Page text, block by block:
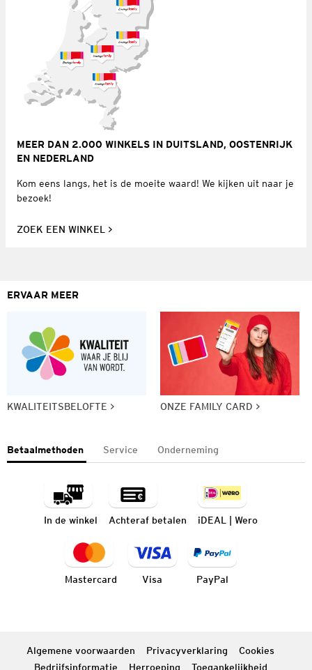
MEER DAN 2.000 WINKELS IN DUITSLAND, OOSTENRIJK
EN NEDERLAND
Kom eens langs, het is de moeite waard! We kijken uit naar je
bezoek!
ZOEK EEN WINKEL
ERVAAR MEER
KWALITEITSBELOFTE ONZE FAMILY CARD
Betaalmethoden Service Onderneming
In de winkel Achteraf betalen iDEAL | Wero
Mastercard Visa PayPal
Algemene voorwaarden Privacyverklaring
Cookies
Bedrijfsinformatie
Herroeping Toegankelijkheid